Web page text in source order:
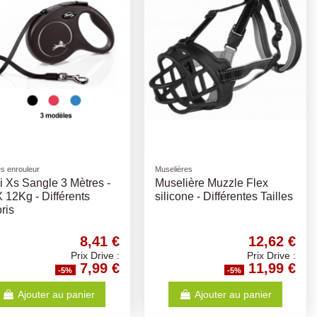
enrouleur
Xs Sangle 3 Mètres -
12Kg - Différents
8,41 €
Prix Drive :
-5% 7,99 €
Ajouter au panier
Muselières
Muselière Muzzle Flex
silicone - Différentes Tailles
12,62 €
Prix Drive :
-5% 11,99 €
Ajouter au panier